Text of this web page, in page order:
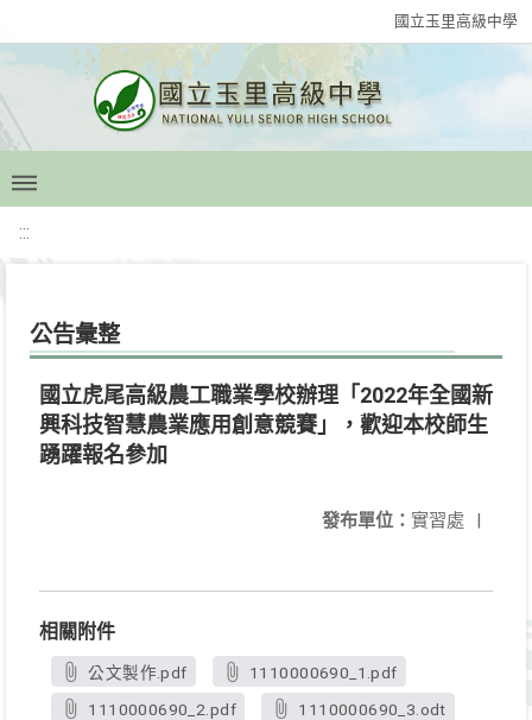
國立玉里高級中學
:::
公告彙整
國立虎尾高級農工職業學校辦理「2022年全國新
興科技智慧農業應用創意競賽」，歡迎本校師生
踴躍報名參加
發布單位： 實習處 |
相關附件
公文製作.pdf
1110000690_1.pdf
1110000690_2.pdf
1110000690_3.odt